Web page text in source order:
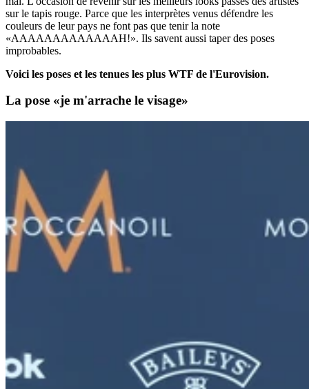
sur le tapis rouge. Parce que les interprètes venus défendre les
couleurs de leur pays ne font pas que tenir la note
«AAAAAAAAAAAAAH!». Ils savent aussi taper des poses
improbables.
Voici les poses et les tenues les plus WTF de l'Eurovision.
La pose «je m'arrache le visage»